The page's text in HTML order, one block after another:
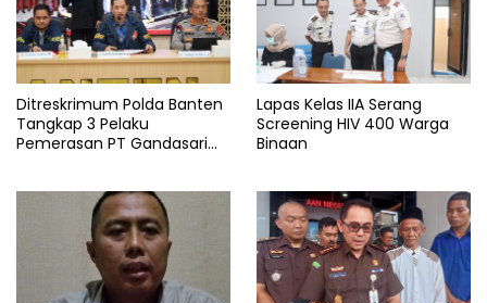
Ditreskrimum Polda Banten
Tangkap 3 Pelaku
Pemerasan PT Gandasari
Lapas Kelas IIA Serang
Screening HIV 400 Warga
Binaan